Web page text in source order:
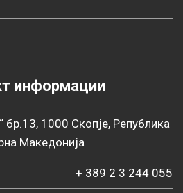
информации
бр.13, 1000 Скопје, Република
Македонија
+ 389 2 3 244 055